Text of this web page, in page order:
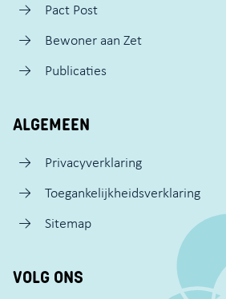
Pact Post
Bewoner aan Zet
Publicaties
ALGEMEEN
Privacyverklaring
Toegankelijkheidsverklaring
Sitemap
VOLG ONS